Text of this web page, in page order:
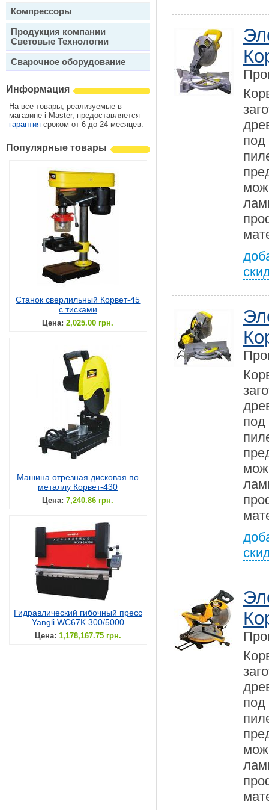
Компрессоры
Продукция компании
Световые Технологии
Сварочное оборудование
Информация
На все товары, реализуемые в
магазине i-Master, предоставляется
гарантия сроком от 6 до 24 месяцев.
Популярные товары
Станок сверлильный Корвет-45
с тисками
Цена: 2,025.00 грн.
Машина отрезная дисковая по
металлу Корвет-430
Цена: 7,240.86 грн.
Гидравлический гибочный пресс
Yangli WC67K 300/5000
Цена: 1,178,167.75 грн.